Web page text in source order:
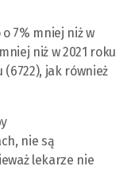
o 7% mniej niż w
niż w 2021 roku
(6722), jak również
nie są
lekarze nie